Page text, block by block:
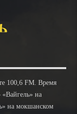
100,6 FM. Время
на
на мокшанском